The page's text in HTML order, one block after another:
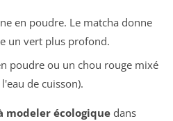
en poudre. Le matcha donne
un vert plus profond.
poudre ou un chou rouge mixé
de cuisson).
modeler écologique dans